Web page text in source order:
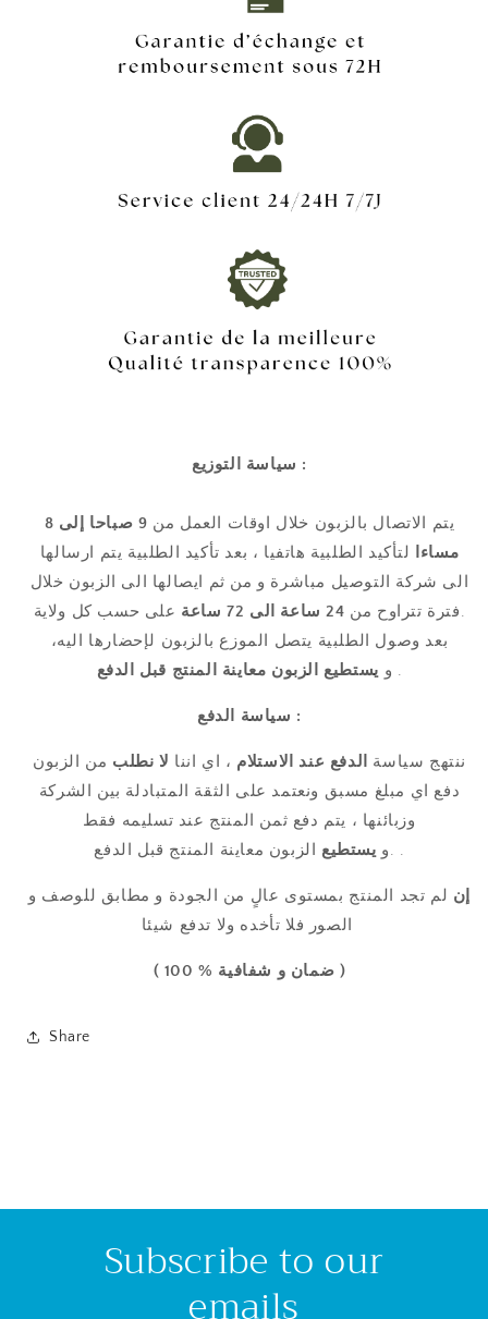
سياسة التوزيع :
يتم الاتصال بالزبون خلال اوقات العمل من
9 صباحا إلى 8
مساءا لتأكيد الطلبية هاتفيا ، بعد تأكيد الطلبية يتم ارسالها
الى شركة التوصيل مباشرة و من ثم ايصالها الى الزبون خلال
فترة تتراوح من 24 ساعة الى 72 ساعة
على حسب كل ولاية.
بعد وصول الطلبية يتصل الموزع بالزبون لإحضارها اليه،
و يستطيع الزبون معاينة المنتج قبل الدفع .
سياسة الدفع :
ننتهج سياسة الدفع عند الاستلام ، اي اننا لا نطلب من الزبون
دفع اي مبلغ مسبق ونعتمد على الثقة المتبادلة بين الشركة
وزبائنها ، يتم دفع ثمن المنتج عند تسليمه فقط
.و يستطيع الزبون معاينة المنتج قبل الدفع .
إن لم تجد المنتج بمستوى عالٍ من الجودة و مطابق للوصف و
( ضمان و شفافية % 100 )
Share
Subscribe to our